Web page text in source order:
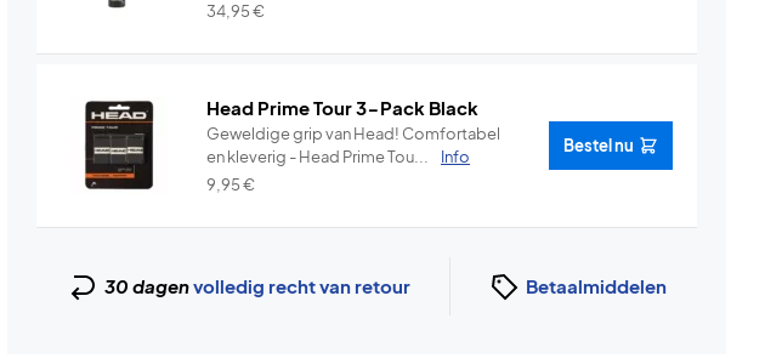
34,95€
Head Prime Tour 3-Pack Black
Geweldige grip van Head! Comfortabel
en kleverig - Head Prime Tou...
Info
9,95€
Bestel nu
30 dagenvolledig recht van retour Betaalmiddelen